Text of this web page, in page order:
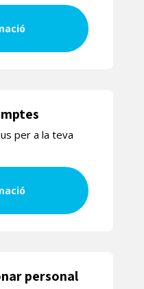
per a la teva
personal